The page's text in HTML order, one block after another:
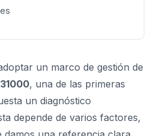
un marco de gestión de
, una de las primeras
un diagnóstico
depende de varios factores,